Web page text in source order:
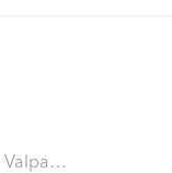
Quillota)